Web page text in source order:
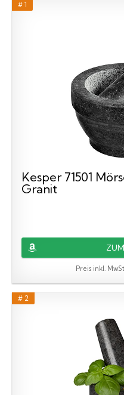
# 1
Kesper 71501
Granit
Preis inkl.
# 2